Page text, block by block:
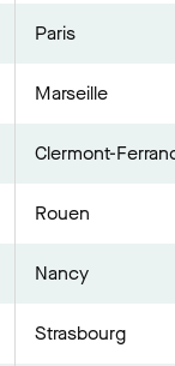
Paris
Marseille
Clermont-
Rouen
Nancy
Strasbourg